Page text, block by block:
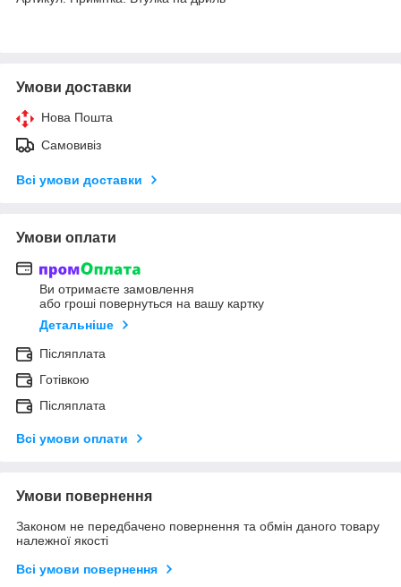
Умови доставки
Нова Пошта
Самовивіз
Всі умови доставки
Умови оплати
Ви отримаєте замовлення
або гроші повернуться на вашу картку
Детальніше
Післяплата
Готівкою
Післяплата
Всі умови оплати
Умови повернення
Законом не передбачено повернення та обмін даного товару
належної якості
Всі умови повернення